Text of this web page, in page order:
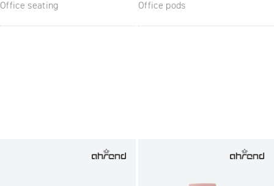
Office seating Office pods